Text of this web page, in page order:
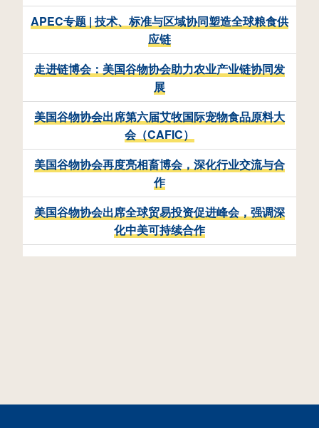
APEC专题 | 技术、标准与区域协同塑造全球粮食供
应链
走进链博会：美国谷物协会助力农业产业链协同发
展
美国谷物协会出席第六届艾牧国际宠物食品原料大
会（CAFIC）
美国谷物协会再度亮相畜博会，深化行业交流与合
作
美国谷物协会出席全球贸易投资促进峰会，强调深
化中美可持续合作